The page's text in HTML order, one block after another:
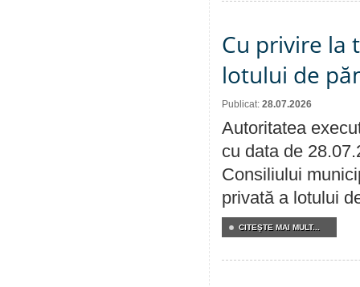
Cu privire la
lotului de
Publicat: 28.07.2026
Autoritatea
cu data de
Consiliului
privată a lotului
CITEŞTE MAI MULT...